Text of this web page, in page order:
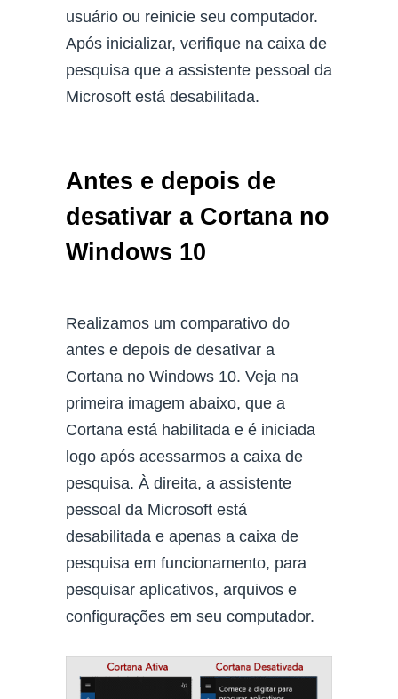
usuário ou reinicie seu computador.
Após inicializar, verifique na caixa de
pesquisa que a assistente pessoal da
Microsoft está desabilitada.
Antes e depois de
desativar a Cortana no
Windows 10
Realizamos um comparativo do
antes e depois de desativar a
Cortana no Windows 10. Veja na
primeira imagem abaixo, que a
Cortana está habilitada e é iniciada
logo após acessarmos a caixa de
pesquisa. À direita, a assistente
pessoal da Microsoft está
desabilitada e apenas a caixa de
pesquisa em funcionamento, para
pesquisar aplicativos, arquivos e
configurações em seu computador.